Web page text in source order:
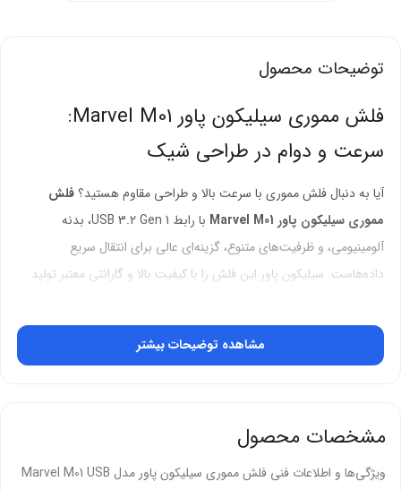
توضیحات محصول
فلش مموری سیلیکون پاور Marvel M01:
سرعت و دوام در طراحی شیک
آیا به دنبال فلش مموری با سرعت بالا و طراحی مقاوم هستید؟فلش
مموری سیلیکون پاور Marvel M01
با رابط USB 3.2 Gen 1، بدنه
آلومینیومی، و ظرفیت‌های متنوع، گزینه‌ای عالی برای انتقال سریع
داده‌هاست. سیلیکون پاور این فلش را با کیفیت بالا و گارانتی معتبر تولید
ویژگی‌های کلیدی فلش سیلیکون پاور M01
سازگار با USB 3.1، USB 3.0، و USB 2.0 برای دستگاه‌های
مشاهده توضیحات بیشتر
مشخصات محصول
ویژگی‌ها و اطلاعات فنی فلش مموری سیلیکون پاور مدل Marvel M01 USB